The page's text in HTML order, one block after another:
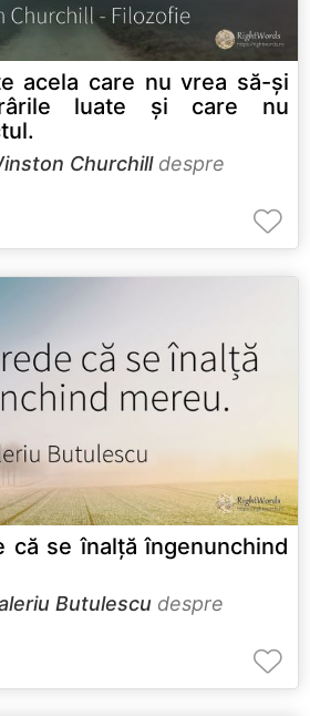
acela care nu vrea să-și
luate și care nu
Churchilldespre
că se înalță îngenunchind
Butulescu despre